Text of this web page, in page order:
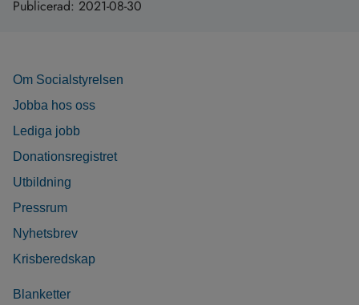
Publicerad: 2021-08-30
Om Socialstyrelsen
Jobba hos oss
Lediga jobb
Donationsregistret
Utbildning
Pressrum
Nyhetsbrev
Krisberedskap
Blanketter